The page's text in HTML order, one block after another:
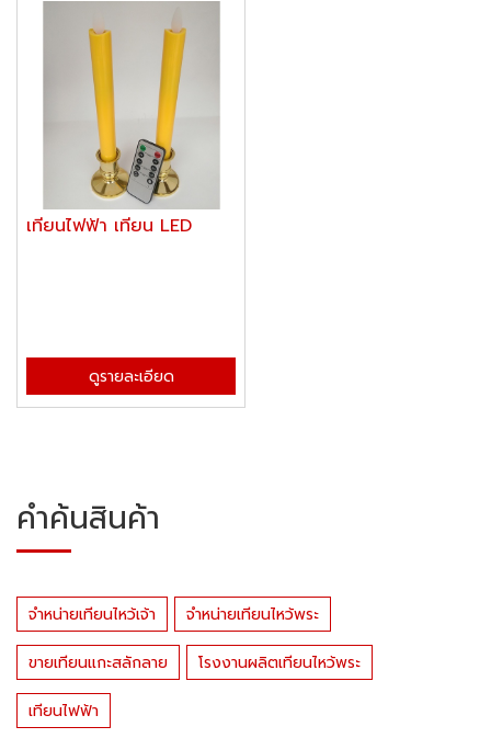
เทียนไฟฟ้า เทียน LED
ดูรายละเอียด
คำค้นสินค้า
จำหน่ายเทียนไหว้เจ้า จำหน่ายเทียนไหว้พระ
ขายเทียนแกะสลักลาย โรงงานผลิตเทียนไหว้พระ
เทียนไฟฟ้า